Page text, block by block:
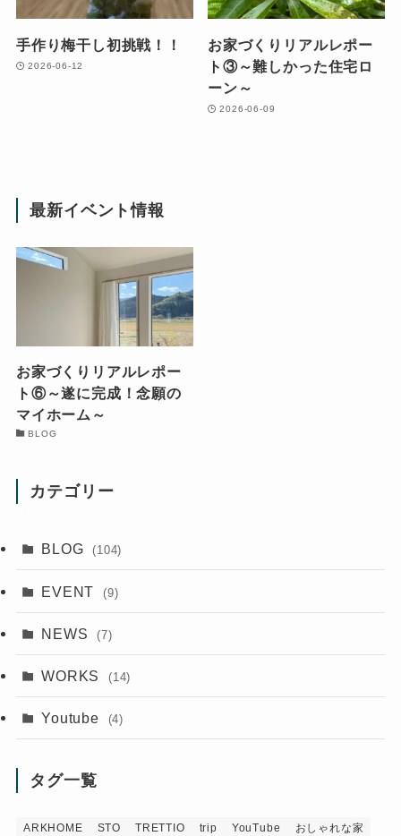
手作り梅干し初挑戦！！
2026-06-12
お家づくりリアルレポー
ト③～難しかった住宅ロ
ーン～
2026-06-09
最新イベント情報
お家づくりリアルレポー
ト⑥～遂に完成！念願の
マイホーム～
BLOG
カテゴリー
BLOG (104)
EVENT (9)
NEWS (7)
WORKS (14)
Youtube (4)
タグ一覧
ARKHOME STO TRETTIO trip YouTube
おしゃれな家